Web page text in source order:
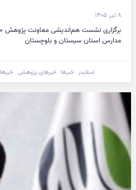
۸ تیر ۱۴۰۵
برگزاری نشست هم‌اندیشی معاونت پژوهش
مدارس استان سیستان و بلوچستان
اسلایدر خبرها خبرهای پژوهشی